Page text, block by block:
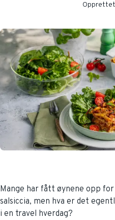
Opprettet
Mange har fått øynene opp
salsiccia, men hva er det
i en travel hverdag?